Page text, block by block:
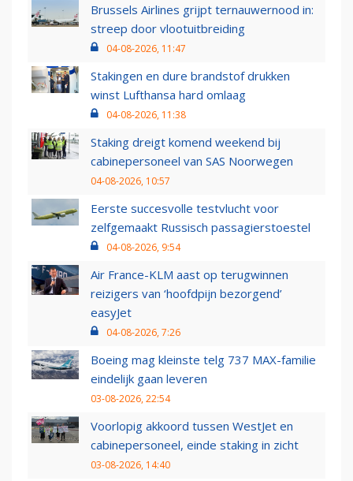
Brussels Airlines grijpt ternauwernood in:
streep door vlootuitbreiding
04-08-2026, 11:47
Stakingen en dure brandstof drukken
winst Lufthansa hard omlaag
04-08-2026, 11:38
Staking dreigt komend weekend bij
cabinepersoneel van SAS Noorwegen
04-08-2026, 10:57
Eerste succesvolle testvlucht voor
zelfgemaakt Russisch passagierstoestel
04-08-2026, 9:54
Air France-KLM aast op terugwinnen
reizigers van ‘hoofdpijn bezorgend’
easyJet
04-08-2026, 7:26
Boeing mag kleinste telg 737 MAX-familie
eindelijk gaan leveren
03-08-2026, 22:54
Voorlopig akkoord tussen WestJet en
cabinepersoneel, einde staking in zicht
03-08-2026, 14:40